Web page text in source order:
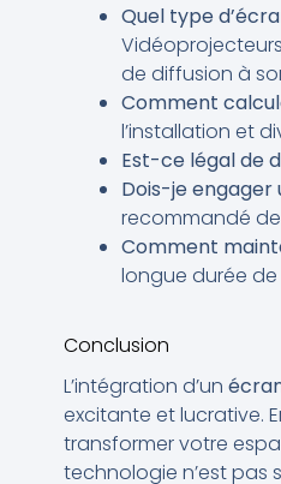
Quel type
de diffusion à
Comment
l’installation et
Est-ce légal de
Dois-je engager
recommandé
Comment
longue durée de
Conclusion
L’intégration d’un
excitante et lucrative.
transformer votre
technologie n’est pas